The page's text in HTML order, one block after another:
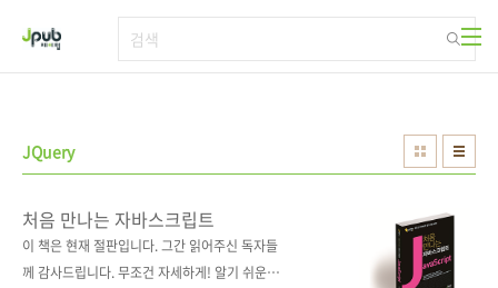
JQuery
처음 만나는 자바스크립트
이 책은 현재 절판입니다. 그간 읽어주신 독자들
께 감사드립니다. 무조건 자세하게! 알기 쉬운 설